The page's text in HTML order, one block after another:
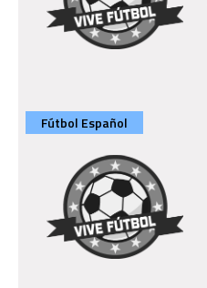
Fútbol Español